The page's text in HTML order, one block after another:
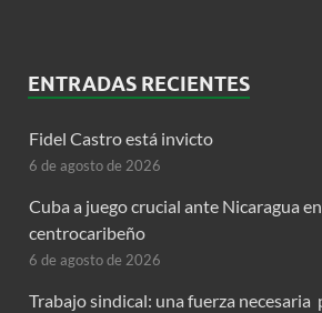
ENTRADAS RECIENTES
Fidel Castro está invicto
6 de agosto de 2026
Cuba a juego crucial ante Nicaragua
centrocaribeño
6 de agosto de 2026
Trabajo sindical: una fuerza necesaria